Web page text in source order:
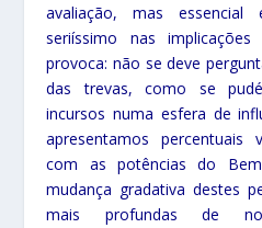
avaliação, mas
seriíssimo nas
provoca: não se deve
das trevas, como se
incursos numa esfera de
apresentamos percentuais
com as potências do
mudança gradativa destes
mais profundas de